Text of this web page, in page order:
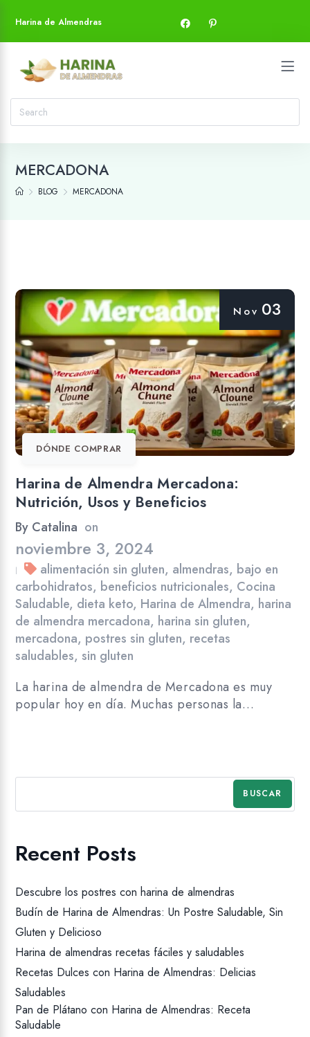
Harina de Almendras
MERCADONA
BLOG MERCADONA
Nov 03
DÓNDE COMPRAR
Harina de Almendra Mercadona:
Nutrición, Usos y Beneficios
By Catalina on
noviembre 3, 2024
| alimentación sin gluten, almendras, bajo en
carbohidratos, beneficios nutricionales, Cocina
Saludable, dieta keto, Harina de Almendra, harina
de almendra mercadona, harina sin gluten,
mercadona, postres sin gluten, recetas
saludables, sin gluten
La harina de almendra de Mercadona es muy
popular hoy en día. Muchas personas la…
BUSCAR
Recent Posts
Descubre los postres con harina de almendras
Budín de Harina de Almendras: Un Postre Saludable, Sin
Gluten y Delicioso
Harina de almendras recetas fáciles y saludables
Recetas Dulces con Harina de Almendras: Delicias
Saludables
Pan de Plátano con Harina de Almendras: Receta
Saludable